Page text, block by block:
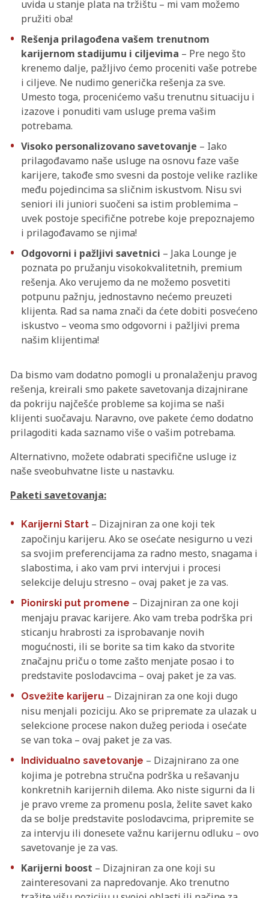
uvida u stanje plata na tržištu – mi vam možemo
pružiti oba!
Rešenja prilagođena vašem trenutnom
karijernom stadijumu i ciljevima – Pre nego što
krenemo dalje, pažljivo ćemo proceniti vaše potrebe
i ciljeve. Ne nudimo generička rešenja za sve.
Umesto toga, procenićemo vašu trenutnu situaciju i
izazove i ponuditi vam usluge prema vašim
potrebama.
Visoko personalizovano savetovanje – Iako
prilagođavamo naše usluge na osnovu faze vaše
karijere, takođe smo svesni da postoje velike razlike
među pojedincima sa sličnim iskustvom. Nisu svi
seniori ili juniori suočeni sa istim problemima –
uvek postoje specifične potrebe koje prepoznajemo
i prilagođavamo se njima!
Odgovorni i pažljivi savetnici – Jaka Lounge je
poznata po pružanju visokokvalitetnih, premium
rešenja. Ako verujemo da ne možemo posvetiti
potpunu pažnju, jednostavno nećemo preuzeti
klijenta. Rad sa nama znači da ćete dobiti posvećeno
iskustvo – veoma smo odgovorni i pažljivi prema
našim klijentima!
Da bismo vam dodatno pomogli u pronalaženju pravog
rešenja, kreirali smo pakete savetovanja dizajnirane
da pokriju najčešće probleme sa kojima se naši
klijenti suočavaju. Naravno, ove pakete ćemo dodatno
prilagoditi kada saznamo više o vašim potrebama.
Alternativno, možete odabrati specifične usluge iz
naše sveobuhvatne liste u nastavku.
Paketi savetovanja:
Karijerni Start – Dizajniran za one koji tek
započinju karijeru. Ako se osećate nesigurno u vezi
sa svojim preferencijama za radno mesto, snagama i
slabostima, i ako vam prvi intervjui i procesi
selekcije deluju stresno – ovaj paket je za vas.
Pionirski put promene – Dizajniran za one koji
menjaju pravac karijere. Ako vam treba podrška pri
sticanju hrabrosti za isprobavanje novih
mogućnosti, ili se borite sa tim kako da stvorite
značajnu priču o tome zašto menjate posao i to
predstavite poslodavcima – ovaj paket je za vas.
Osvežite karijeru – Dizajniran za one koji dugo
nisu menjali poziciju. Ako se pripremate za ulazak u
selekcione procese nakon dužeg perioda i osećate
se van toka – ovaj paket je za vas.
Individualno savetovanje – Dizajnirano za one
kojima je potrebna stručna podrška u rešavanju
konkretnih karijernih dilema. Ako niste sigurni da li
je pravo vreme za promenu posla, želite savet kako
da se bolje predstavite poslodavcima, pripremite se
za intervju ili donesete važnu karijernu odluku – ovo
savetovanje je za vas.
Karijerni boost – Dizajniran za one koji su
zainteresovani za napredovanje. Ako trenutno